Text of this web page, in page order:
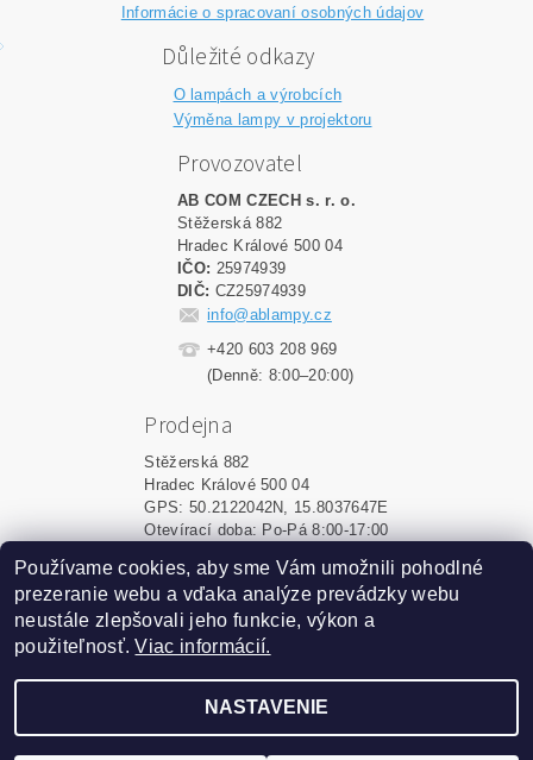
Informácie o spracovaní osobných údajov
Důležité odkazy
O lampách a výrobcích
Výměna lampy v projektoru
Provozovatel
AB COM CZECH s. r. o.
Stěžerská 882
Hradec Králové 500 04
IČO: 25974939
DIČ: CZ25974939
info@ablampy.cz
+420 603 208 969
(Denně: 8:00–20:00)
Prodejna
Stěžerská 882
Hradec Králové 500 04
GPS: 50.2122042N, 15.8037647E
Otevírací doba: Po-Pá 8:00-17:00
Shoptet.sk MôjPrvýEshop.sk
Vytvoril Shoptet
Používame cookies, aby sme Vám umožnili pohodlné
prezeranie webu a vďaka analýze prevádzky webu
neustále zlepšovali jeho funkcie, výkon a
použiteľnosť.Viac informácií.
NASTAVENIE